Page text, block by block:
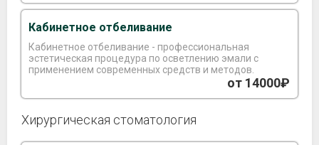
Кабинетное отбеливание
Кабинетное отбеливание - профессиональная
эстетическая процедура по осветлению эмали с
применением современных средств и методов.
от 14000₽
Хирургическая стоматология